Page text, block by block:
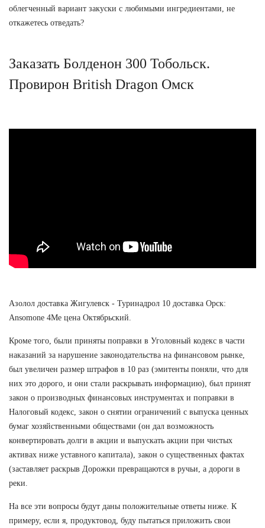
облегченный вариант закуски с любимыми ингредиентами, не
откажетесь отведать?
Заказать Болденон 300 Тобольск.
Провирон British Dragon Омск
Азолол доставка Жигулевск - Туринадрол 10 доставка Орск:
Ansomone 4Me цена Октябрьский.
Кроме того, были приняты поправки в Уголовный кодекс в части
наказаний за нарушение законодательства на финансовом рынке,
был увеличен размер штрафов в 10 раз (эмитенты поняли, что для
них это дорого, и они стали раскрывать информацию), был принят
закон о производных финансовых инструментах и поправки в
Налоговый кодекс, закон о снятии ограничений с выпуска ценных
бумаг хозяйственными обществами (он дал возможность
конвертировать долги в акции и выпускать акции при чистых
активах ниже уставного капитала), закон о существенных фактах
(заставляет раскрыв Дорожки превращаются в ручьи, а дороги в
реки.
На все эти вопросы будут даны положительные ответы ниже. К
примеру, если я, продуктовод, буду пытаться приложить свои